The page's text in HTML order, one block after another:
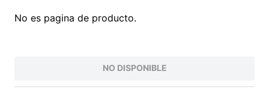
No es pagina de producto.
NO DISPONIBLE